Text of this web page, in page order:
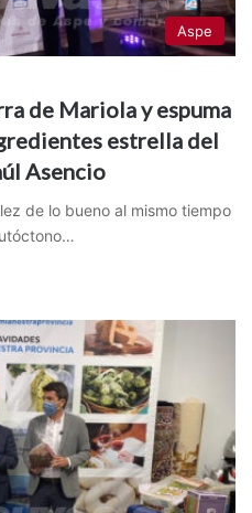
Aspe
de Mariola y espuma
estrella del
Asencio
de lo bueno al mismo tiempo